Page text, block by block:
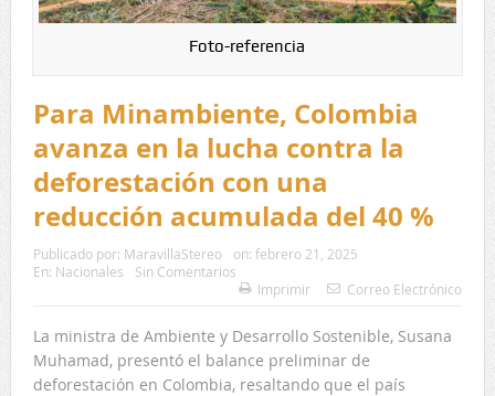
Foto-referencia
Para Minambiente, Colombia
avanza en la lucha contra la
deforestación con una
reducción acumulada del 40 %
Publicado por: MaravillaStereo on: febrero 21, 2025
En: Nacionales
Sin Comentarios
Imprimir
Correo Electrónico
La ministra de Ambiente y Desarrollo Sostenible, Susana
Muhamad, presentó el balance preliminar de
deforestación en Colombia, resaltando que el país